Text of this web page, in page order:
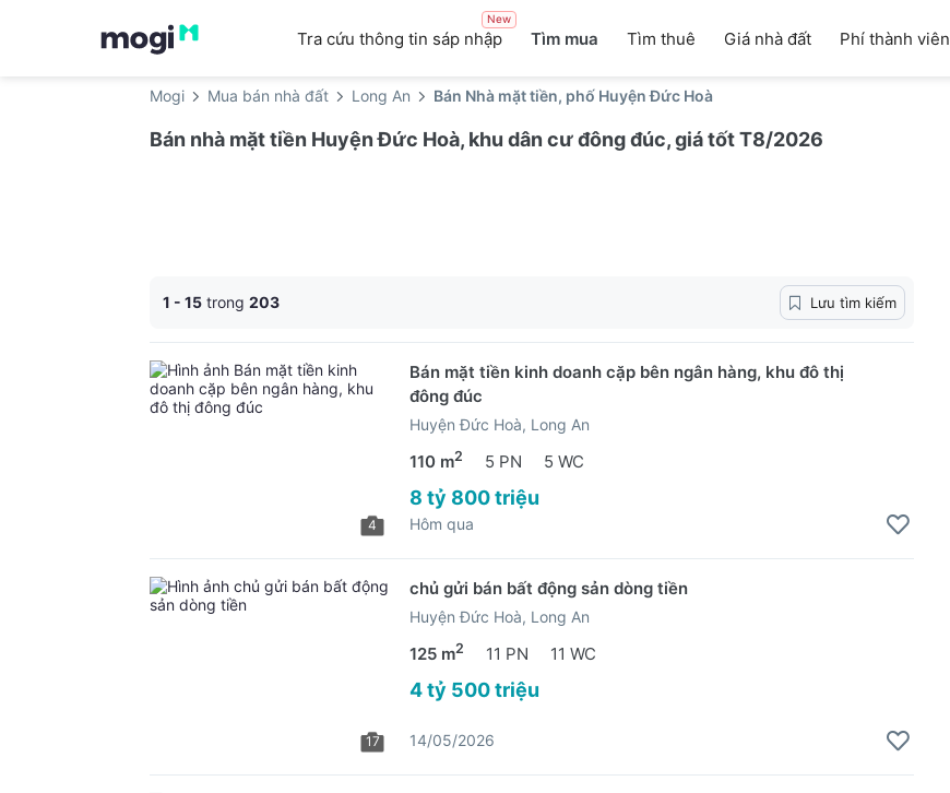
Tra cứu thông tin sáp nhập
New
Tìm mua Tìm thuê Giá nhà đất Phí thành viên
Mogi Mua bán nhà đất Long An Bán Nhà mặt tiền, phố Huyện Đức Hoà
Bán nhà mặt tiền Huyện Đức Hoà, khu dân cư đông đúc, giá tốt T8/2026
1 - 15 trong 203 Lưu tìm kiếm
4
Bán mặt tiền kinh doanh cặp bên ngân hàng, khu đô thị
đông đúc
Huyện Đức Hoà, Long An
110 m2 5 PN 5 WC
8 tỷ 800 triệu
Hôm qua
17
chủ gửi bán bất động sản dòng tiền
Huyện Đức Hoà, Long An
125 m2 11 PN 11 WC
4 tỷ 500 triệu
14/05/2026